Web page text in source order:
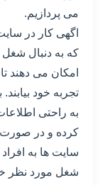
می پردازیم.
اگهی کار در
که به دنبال شغل
امکان می
تجربه خود
به راحتی
کرده و در صورت
سایت ها به
شغل مورد نظر